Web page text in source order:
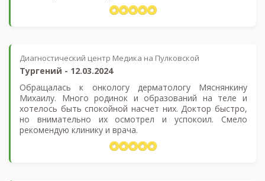
Диагностический центр Медика на Пулковской
Тургений - 12.03.2024
Обращалась к онкологу дерматологу Мяснянкину
Михаилу. Много родинок и образований на теле и
хотелось быть спокойной насчет них. Доктор быстро,
но внимательно их осмотрел и успокоил. Смело
рекомендую клинику и врача.